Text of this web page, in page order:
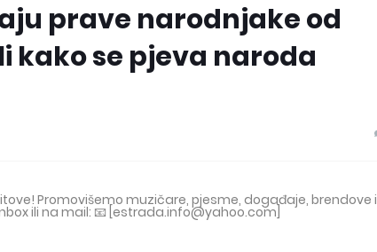
prave narodnjake od
kako se pjeva naroda
Promovišemo muzičare, pjesme, događaje, brendove i
ili na mail: 📧 [estrada.info@yahoo.com]